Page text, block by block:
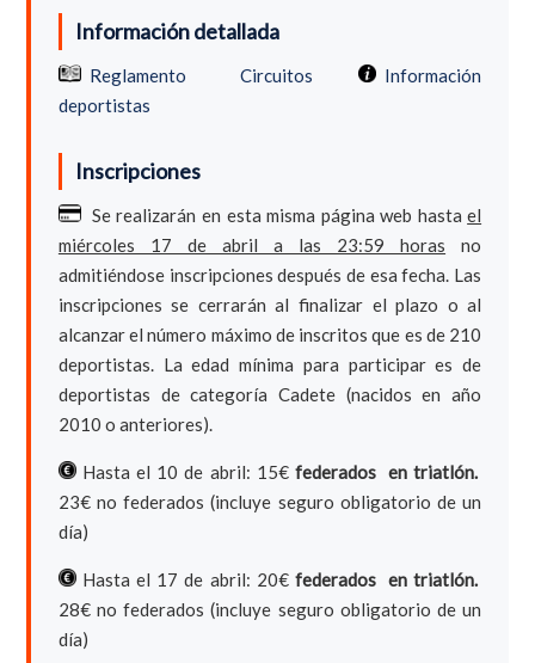
Información detallada
Reglamento Circuitos
Información
deportistas
Inscripciones
Se realizarán en esta misma página web hastael
miércoles 17 de abril a las 23:59 horas no
admitiéndose inscripciones después de esa fecha. Las
inscripciones se cerrarán al finalizar el plazo o al
alcanzar el número máximo de inscritos que es de 210
deportistas. La edad mínima para participar es de
deportistas de categoría Cadete (nacidos en año
2010 o anteriores).
Hasta el 10 de abril: 15€ federados en triatlón.
23€ no federados (incluye seguro obligatorio de un
día)
Hasta el 17 de abril: 20€ federados en triatlón.
28€ no federados (incluye seguro obligatorio de un
día)